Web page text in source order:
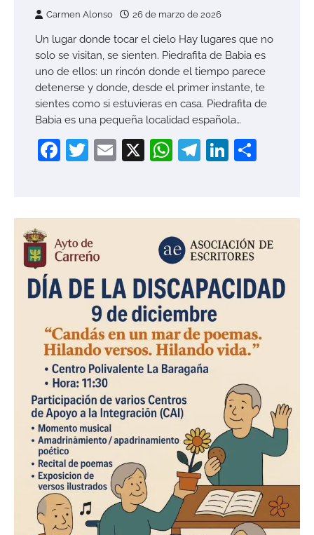
Carmen Alonso 26 de marzo de 2026
Un lugar donde tocar el cielo Hay lugares que no
solo se visitan, se sienten. Piedrafita de Babia es
uno de ellos: un rincón donde el tiempo parece
detenerse y donde, desde el primer instante, te
sientes como si estuvieras en casa. Piedrafita de
Babia es una pequeña localidad española…
Facebook
Twitter
Email
X WhatsApp
Telegram